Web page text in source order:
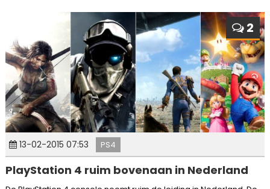
2
13-02-2015 07:53 PS4
PlayStation 4 ruim bovenaan in Nederland